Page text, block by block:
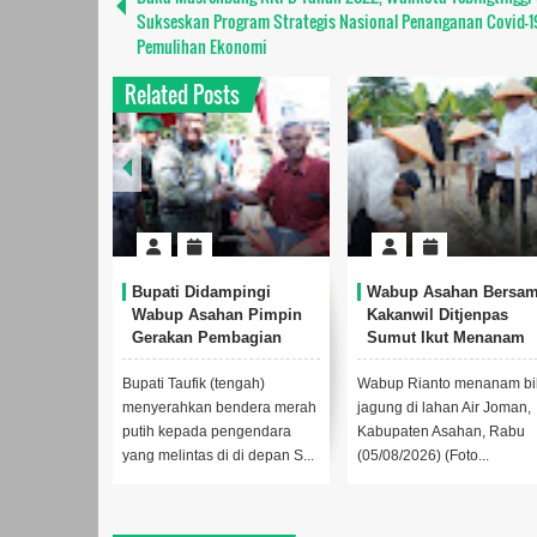
Sukseskan Program Strategis Nasional Penanganan Covid-
Pemulihan Ekonomi
Related Posts
Bupati Didampingi
Wabup Asahan Pimpin
Gerakan Pembagian
Bendera Merah Putih
kepada Masyarakat
Bupati Taufik (tengah)
menyerahkan bendera merah
putih kepada pengendara
yang melintas di di depan S...
Wabup Asahan
Kakanwil Ditjenpas
Sumut Ikut Menanam
Jagung
Wabup Rianto menanam
jagung di lahan Air Joman,
Kabupaten Asahan, Rabu
(05/08/2026) (Foto...